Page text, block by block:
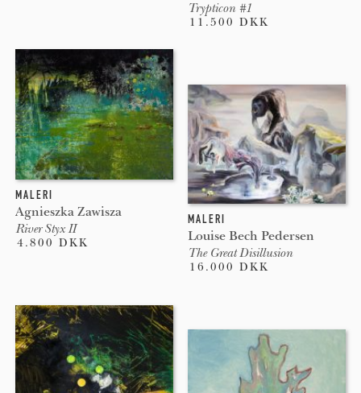
MALERI
Agnieszka Zawisza
River Styx II
4.800 DKK
Trypticon #1
11.500 DKK
MALERI
Louise Bech Pedersen
The Great Disillusion
16.000 DKK